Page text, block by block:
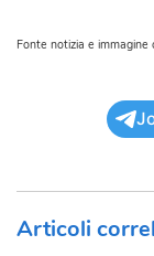
Fonte notizia e immagine
Articoli